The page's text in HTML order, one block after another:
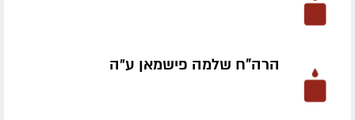
הרה"ח שלמה פישמאן ע״ה